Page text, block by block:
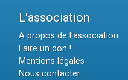
L'association
A propos de l'association
Faire un don !
Mentions légales
Nous contacter